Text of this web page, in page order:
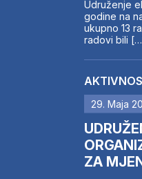
Udruženje
godine na
ukupno 13
radovi bili
29. Maja
ZA